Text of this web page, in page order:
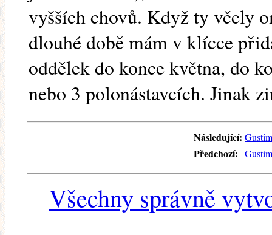
vyšších chovů. Když ty včely
dlouhé době mám v klícce
oddělek do konce května, do
nebo 3 polonástavcích. Jinak
Následující:
Předchozí:
Všechny správně